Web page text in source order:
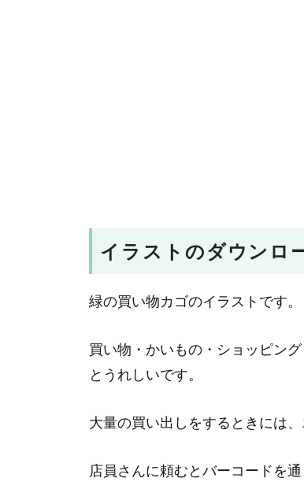
イラストのダウンロ
緑の買い物カゴのイラストです。
買い物・かいもの・ショッピン
とうれしいです。
大量の買い出しをするときには
店員さんに頼むとバーコードを